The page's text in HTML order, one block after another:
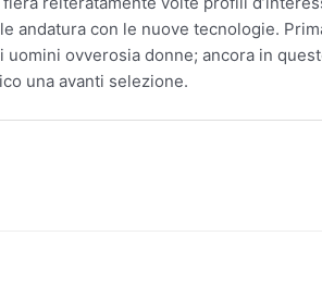
andatura con le nuove tecnologie.
uomini ovverosia donne; ancora in
una avanti selezione.